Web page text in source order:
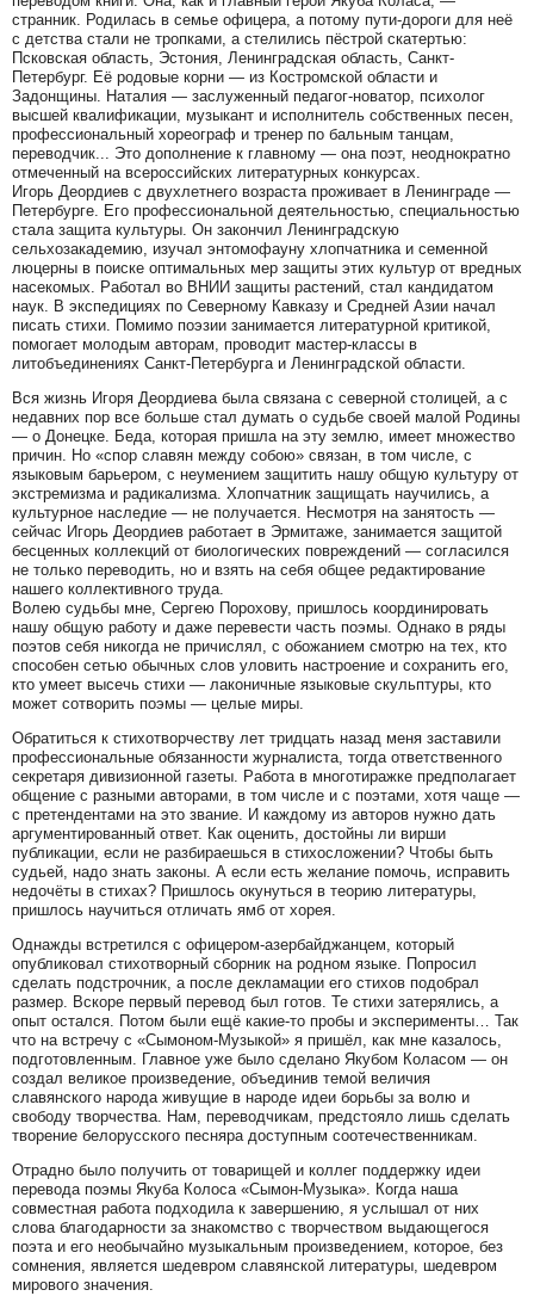
странник. Родилась в семье офицера, а потому пути-дороги для неё
с детства стали не тропками, а стелились пёстрой скатертью:
Псковская область, Эстония, Ленинградская область, Санкт-
Петербург. Её родовые корни — из Костромской области и
Задонщины. Наталия — заслуженный педагог-новатор, психолог
высшей квалификации, музыкант и исполнитель собственных песен,
профессиональный хореограф и тренер по бальным танцам,
переводчик... Это дополнение к главному — она поэт, неоднократно
отмеченный на всероссийских литературных конкурсах.
Игорь Деордиев с двухлетнего возраста проживает в Ленинграде —
Петербурге. Его профессиональной деятельностью, специальностью
стала защита культуры. Он закончил Ленинградскую
сельхозакадемию, изучал энтомофауну хлопчатника и семенной
люцерны в поиске оптимальных мер защиты этих культур от вредных
насекомых. Работал во ВНИИ защиты растений, стал кандидатом
наук. В экспедициях по Северному Кавказу и Средней Азии начал
писать стихи. Помимо поэзии занимается литературной критикой,
помогает молодым авторам, проводит мастер-классы в
литобъединениях Санкт-Петербурга и Ленинградской области.
Вся жизнь Игоря Деордиева была связана с северной столицей, а с
недавних пор все больше стал думать о судьбе своей малой Родины
— о Донецке. Беда, которая пришла на эту землю, имеет множество
причин. Но «спор славян между собою» связан, в том числе, с
языковым барьером, с неумением защитить нашу общую культуру от
экстремизма и радикализма. Хлопчатник защищать научились, а
культурное наследие — не получается. Несмотря на занятость —
сейчас Игорь Деордиев работает в Эрмитаже, занимается защитой
бесценных коллекций от биологических повреждений — согласился
не только переводить, но и взять на себя общее редактирование
нашего коллективного труда.
Волею судьбы мне, Сергею Порохову, пришлось координировать
нашу общую работу и даже перевести часть поэмы. Однако в ряды
поэтов себя никогда не причислял, с обожанием смотрю на тех, кто
способен сетью обычных слов уловить настроение и сохранить его,
кто умеет высечь стихи — лаконичные языковые скульптуры, кто
может сотворить поэмы — целые миры.
Обратиться к стихотворчеству лет тридцать назад меня заставили
профессиональные обязанности журналиста, тогда ответственного
секретаря дивизионной газеты. Работа в многотиражке предполагает
общение с разными авторами, в том числе и с поэтами, хотя чаще —
с претендентами на это звание. И каждому из авторов нужно дать
аргументированный ответ. Как оценить, достойны ли вирши
публикации, если не разбираешься в стихосложении? Чтобы быть
судьей, надо знать законы. А если есть желание помочь, исправить
недочёты в стихах? Пришлось окунуться в теорию литературы,
пришлось научиться отличать ямб от хорея.
Однажды встретился с офицером-азербайджанцем, который
опубликовал стихотворный сборник на родном языке. Попросил
сделать подстрочник, а после декламации его стихов подобрал
размер. Вскоре первый перевод был готов. Те стихи затерялись, а
опыт остался. Потом были ещё какие-то пробы и эксперименты… Так
что на встречу с «Сымоном-Музыкой» я пришёл, как мне казалось,
подготовленным. Главное уже было сделано Якубом Коласом — он
создал великое произведение, объединив темой величия
славянского народа живущие в народе идеи борьбы за волю и
свободу творчества. Нам, переводчикам, предстояло лишь сделать
творение белорусского песняра доступным соотечественникам.
Отрадно было получить от товарищей и коллег поддержку идеи
перевода поэмы Якуба Колоса «Сымон-Музыка». Когда наша
совместная работа подходила к завершению, я услышал от них
слова благодарности за знакомство с творчеством выдающегося
поэта и его необычайно музыкальным произведением, которое, без
сомнения, является шедевром славянской литературы, шедевром
мирового значения.